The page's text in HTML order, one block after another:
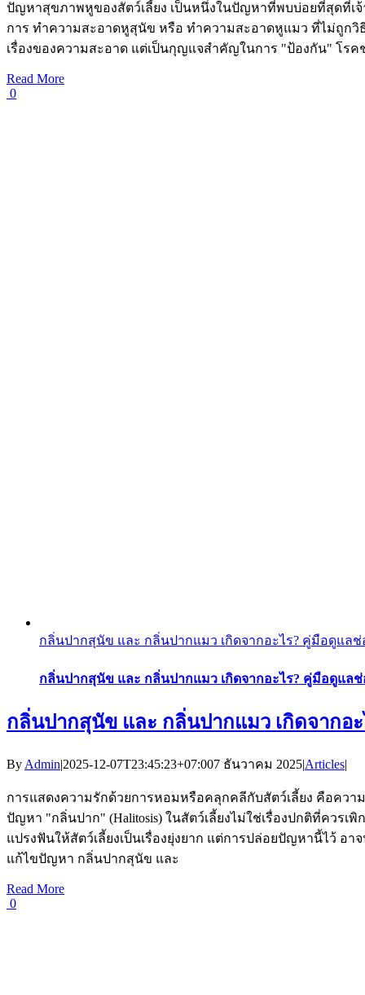
ปัญหาสุขภาพหูของสัตว์เลี้ยง เป็นหนึ่งในปัญหาที่พบบ่อยที่สุดที่เ
การ ทำความสะอาดหูสุนัข หรือ ทำความสะอาดหูแมว ที่ไม่ถูกวิ
เรื่องของความสะอาด แต่เป็นกุญแจสำคัญในการ "ป้องกัน" โรค
Read More
0
กลิ่นปากสุนัข และ กลิ่นปากแมว เกิดจากอะไร? คู่มือดูแล
กลิ่นปากสุนัข และ กลิ่นปากแมว เกิดจากอะไร? คู่มือดูแล
กลิ่นปากสุนัข และ กลิ่นปากแมว เกิดจาก
By Admin|2025-12-07T23:45:23+07:007 ธันวาคม 2025|Articles|
การแสดงความรักด้วยการหอมหรือคลุกคลีกับสัตว์เลี้ยง คือคว
ปัญหา "กลิ่นปาก" (Halitosis) ในสัตว์เลี้ยงไม่ใช่เรื่องปกติที่คว
แปรงฟันให้สัตว์เลี้ยงเป็นเรื่องยุ่งยาก แต่การปล่อยปัญหานี้ไว้ อ
แก้ไขปัญหา กลิ่นปากสุนัข และ
Read More
0